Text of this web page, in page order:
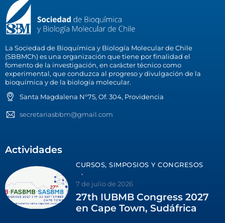
La Sociedad de Bioquímica y Biología Molecular de Chile
(SBBMCh) es una organización que tiene por finalidad el
fomento de la investigación, en carácter técnico como
experimental, que conduzca al progreso y divulgación de la
bioquímica y de la biología molecular.
Santa Magdalena N°75, Of. 304, Providencia
secretariasbbm@gmail.com
Actividades
CURSOS, SIMPOSIOS Y CONGRESOS
7 de julio de 2026
27th IUBMB Congress 2027
en Cape Town, Sudáfrica